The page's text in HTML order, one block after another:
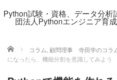
Python試験・資格、データ分
団法人Pythonエンジニア育
ホーム コラム, 顧問理事 寺田学のコラ
になったら、機能分割を意識してみよう